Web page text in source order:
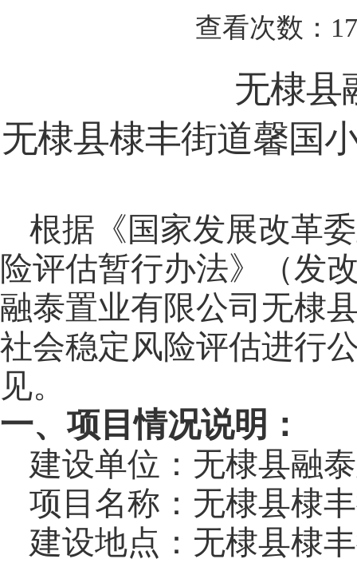
查看次数：
无棣县
无棣县棣丰街道馨国
根据《 国家发展改革
险评估暂行办法》（发
融泰置业有限公司无棣
社会稳定风险评估进行
见。
一、项目情况说明：
建设单位： 无棣县融
项目名称： 无棣县棣
建设地点： 无棣县棣